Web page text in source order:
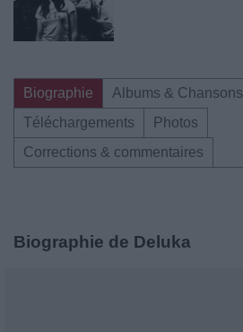
Biographie
Albums & Chansons
Téléchargements
Photos
Corrections & commentaires
Biographie de Deluka